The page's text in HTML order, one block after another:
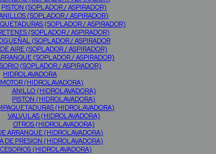
PISTON (SOPLADOR / ASPIRADOR)
(SOPLADOR / ASPIRADOR)
(SOPLADOR / ASPIRADOR)
(SOPLADOR / ASPIRADOR)
(SOPLADOR / ASPIRADOR
AIRE (SOPLADOR / ASPIRADOR)
(SOPLADOR / ASPIRADOR)
(SOPLADOR / ASPIRADOR)
HIDROLAVADORA
MOTOR (HIDROLAVADORA)
ANILLO (HIDROLAVADORA)
PISTON (HIDROLAVADORA)
(HIDROLAVADORA)
VALVULAS (HIDROLAVADORA)
OTROS (HIDROLAVADORA)
ARRANQUE (HIDROLAVADORA)
DE PRESION (HIDROLAVADORA)
(HIDROLAVADORA)